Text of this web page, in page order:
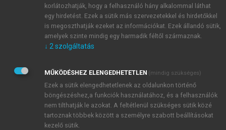
Kérek értesítést a MeRSZ újdonságairól, akcióiról.
Kérek értesítést az Akadémiai Kiadó Zrt. újdonságairól,
Adatkezelési tájékoztatóbanfoglaltakat tudomásul
veszem és elfogadom.
Általános vásárlási feltételeket, valamint a szotar.netés a
mersz.huoldalak licencszerződéseiben foglaltakat
tudomásul veszem és elfogadom.
korlátozhatják, hogy a felhasználó hány alkalommal láthat
egy hirdetést. Ezek a sütik más szervezetekkel és hirdetőkkel
is megoszthatják ezeket az információkat. Ezek állandó sütik,
amelyek szinte mindig egy harmadik féltől származnak.
↓ 2 szolgáltatás
MŰKÖDÉSHEZ ELENGEDHETETLEN (mindig szükséges)
Ezek a sütik elengedhetetlenek az oldalunkon történő
böngészéshez,a funkciók használatához, és a felhasználók
nem tilthatják le azokat. A feltétlenül szükséges sütik közé
tartoznak többek között a személyre szabott beállításokat
kezelő sütik.